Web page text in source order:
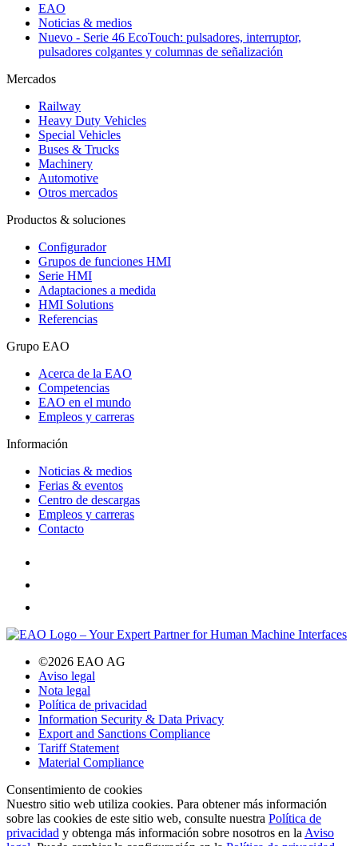
EAO
Noticias & medios
Nuevo - Serie 46 EcoTouch: pulsadores, interruptor,
pulsadores colgantes y columnas de señalización
Mercados
Railway
Heavy Duty Vehicles
Special Vehicles
Buses & Trucks
Machinery
Automotive
Otros mercados
Productos & soluciones
Configurador
Grupos de funciones HMI
Serie HMI
Adaptaciones a medida
HMI Solutions
Referencias
Grupo EAO
Acerca de la EAO
Competencias
EAO en el mundo
Empleos y carreras
Información
Noticias & medios
Ferias & eventos
Centro de descargas
Empleos y carreras
Contacto
©2026 EAO AG
Aviso legal
Nota legal
Política de privacidad
Information Security & Data Privacy
Export and Sanctions Compliance
Tariff Statement
Material Compliance
Consentimiento de cookies
Nuestro sitio web utiliza cookies. Para obtener más información
sobre las cookies de este sitio web, consulte nuestra Política de
privacidad y obtenga más información sobre nosotros en la Aviso